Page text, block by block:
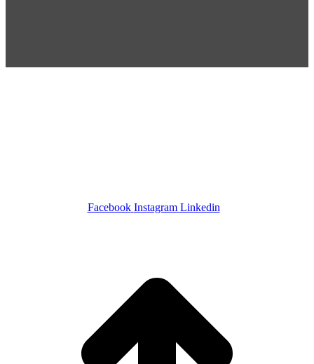
Facebook Instagram Linkedin